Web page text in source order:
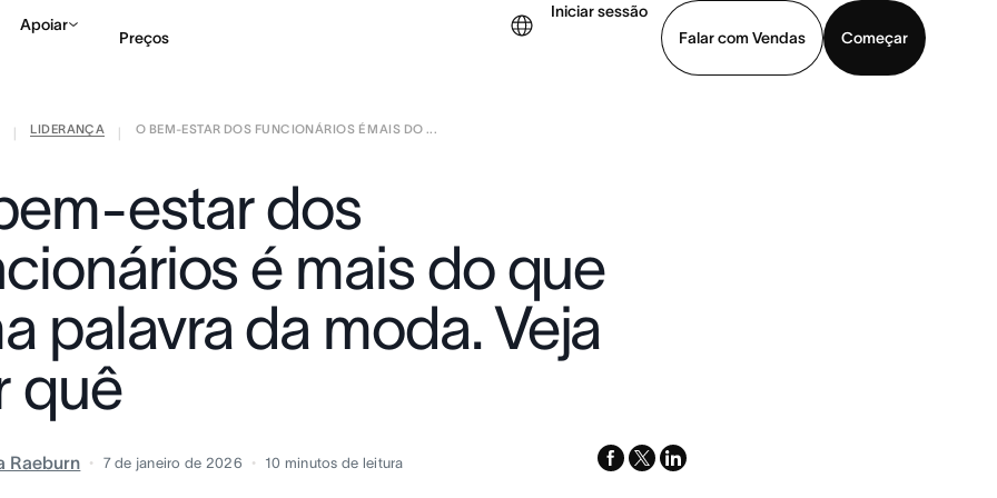
Apoiar
Preços
Iniciar sessão
Falar com Vendas
Começar
Falar com Vendas
LIDERANÇA O BEM-ESTAR DOS FUNCIONÁRIOS É MAIS DO ...
estar dos
é mais do que
palavra da moda. Veja
quê
Raeburn 7 de janeiro de 2026 10 minutos de leitura facebook
x-
linkedin